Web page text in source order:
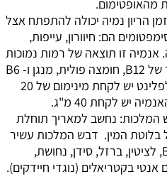
מהאופטימום.
הריון נמיה יכולה להתפתח אצל
הסימפטומים הם: חיוורון, עייפות,
אנמיה זו תוצאה של רמות נמוכות
של ברזל בדם. למרות שגם חוסר של B12, חומצה פולית, מנגן ו- B6
עלולים לייצור אנמיה. ברזל כסולפלינט יש לקחת מינימום של 20
יש לקחת 40 מ"ג.
המלכות: נחשב למאריך תוחלת
בלוטת המין. דבש המלכות עשיר
ברכיבים בריאותיים כגון: ויטמיני B, לציטין, ברזל, סידן, נחושת,
אנטי בקטריאלים (נוגדי חיידקים).